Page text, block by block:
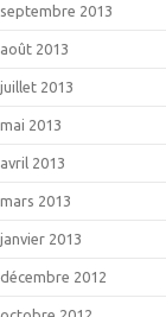
septembre 2013
août 2013
juillet 2013
mai 2013
avril 2013
mars 2013
janvier 2013
décembre 2012